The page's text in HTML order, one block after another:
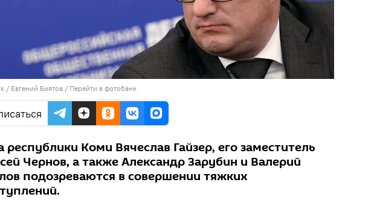
/ Евгений Биятов / Перейти в фотобанк
республики Коми Вячеслав Гайзер, его заместитель
Чернов, а также Александр Зарубин и Валерий
подозреваются в совершении тяжких